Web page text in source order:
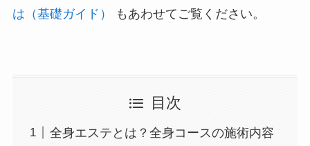
は（基礎ガイド）
もあわせてご覧ください。
目次
全身エステとは？全身コースの施術内容